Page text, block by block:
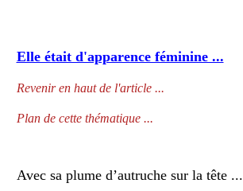
Elle était d'apparence féminine ...
Revenir en haut de l'article ...
Plan de cette thématique ...
Avec sa plume d’autruche sur la tête ...